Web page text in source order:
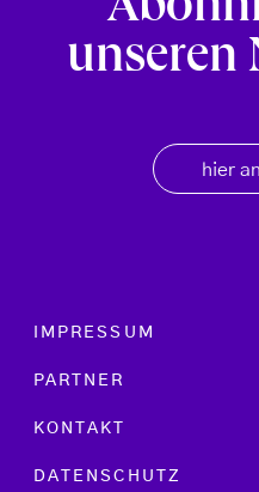
unseren
hier
Footer menu
IMPRESSUM
PARTNER
KONTAKT
DATENSCHUTZ